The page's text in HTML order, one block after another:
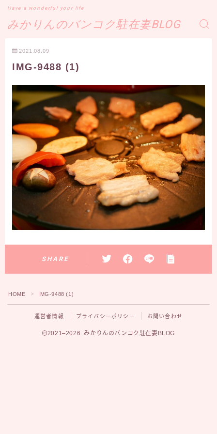
みかりんのバンコク駐在妻BLOG
Have a wonderful your life
2021.08.09
IMG-9488 (1)
SHARE
HOME ＞ IMG-9488 (1)
運営者情報 プライバシーポリシー お問い合わせ
2021–2026 みかりんのバンコク駐在妻BLOG